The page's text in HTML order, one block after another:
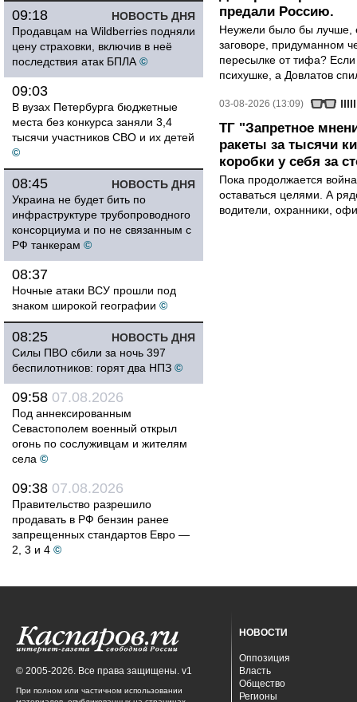
НОВОСТЬ ДНЯ
09:18
Продавцам на Wildberries подняли
цену страховки, включив в неё
последствия атак БПЛА ©
09:03
В вузах Петербурга бюджетные
места без конкурса заняли 3,4
тысячи участников СВО и их детей
©
НОВОСТЬ ДНЯ
08:45
Украина не будет бить по
инфраструктуре трубопроводного
консорциума и по не связанным с
РФ танкерам ©
08:37
Ночные атаки ВСУ прошли под
знаком широкой географии ©
НОВОСТЬ ДНЯ
08:25
Силы ПВО сбили за ночь 397
беспилотников: горят два НПЗ ©
09:58 07.08.2026
Под аннексированным
Севастополем военный открыл
огонь по сослуживцам и жителям
села ©
09:38 07.08.2026
Правительство разрешило
продавать в РФ бензин ранее
запрещенных стандартов Евро —
2, 3 и 4 ©
предали Россию.
Неужели было бы лучше,
заговоре, придуманном
пересылке от тифа?
психушке, а Довлатов
03-08-2026 (13:09)
ТГ "Запретное
ракеты за тысячи
коробки у себя за
Пока продолжается
оставаться целями. А
водители, охранники,
© 2005-2026. Все права защищены. v1
При полном или частичном использовании
НОВОСТИ
Оппозиция
Власть
Общество
Регионы